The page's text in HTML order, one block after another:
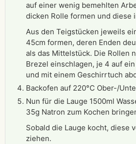
auf einer wenig bemehlten
dicken Rolle formen und diese
Aus den Teigstücken jeweils
45cm formen, deren Enden
als das Mittelstück. Die Rollen
Brezel einschlagen, je 4 auf
und mit einem Geschirrtuch
Backofen auf 220°C Ober-/
Nun für die Lauge 1500ml
35g Natron zum Kochen
Sobald die Lauge kocht, diese
ziehen.